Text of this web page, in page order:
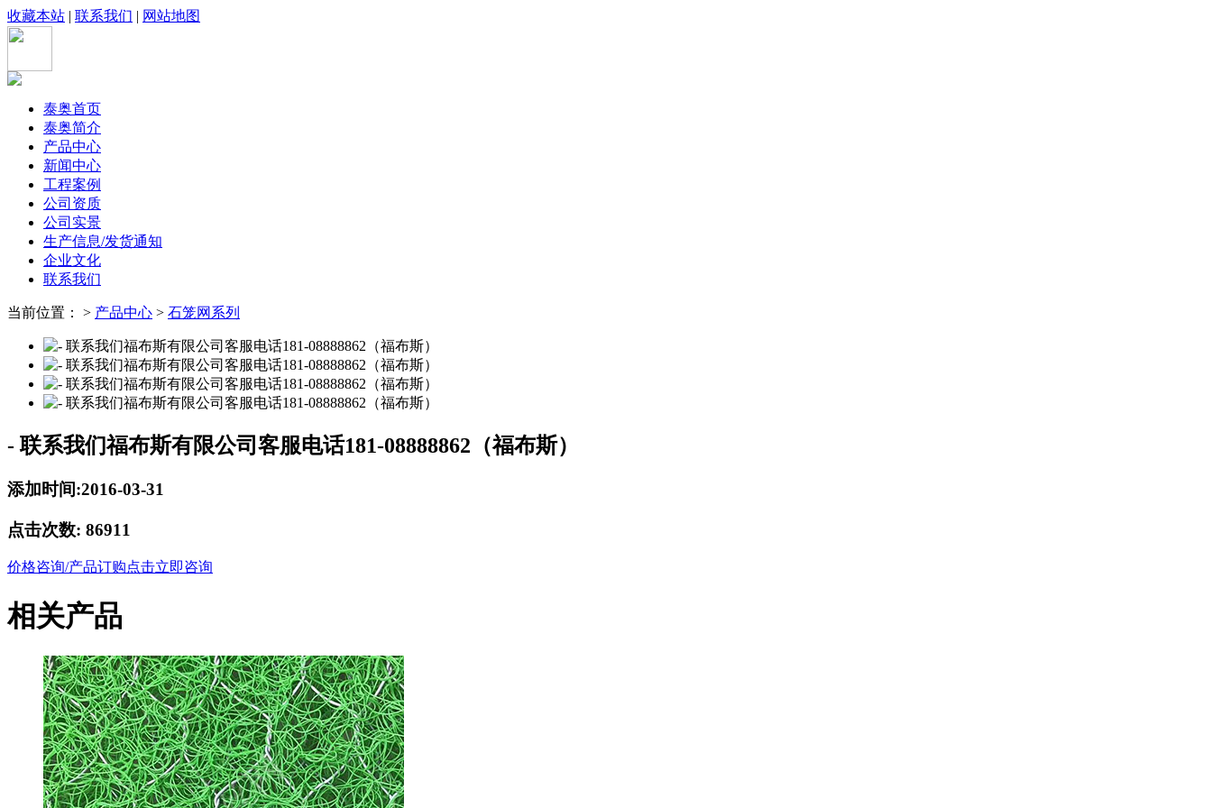
收藏本站 | 联系我们 | 网站地图
泰奥首页
泰奥简介
产品中心
新闻中心
工程案例
公司资质
公司实景
生产信息/发货通知
企业文化
联系我们
当前位置： > 产品中心 > 石笼网系列
- 联系我们福布斯有限公司客服电话181-08888862（福布斯）
添加时间:2016-03-31
点击次数: 86911
价格咨询/产品订购点击立即咨询
相关产品